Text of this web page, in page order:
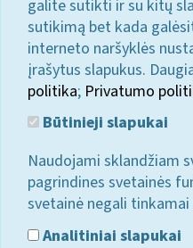
galite sutikti ir su kitų
sutikimą bet kada
interneto naršyklės
įrašytus slapukus.
politika; Privatumo
Būtinieji slapukai
Naudojami sklandžiam
pagrindines svetainės
svetainė negali
Analitiniai slapukai